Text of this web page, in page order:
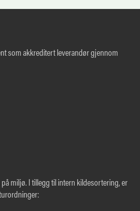
som akkreditert leverandør gjennom
miljø. I tillegg til intern kildesortering, er